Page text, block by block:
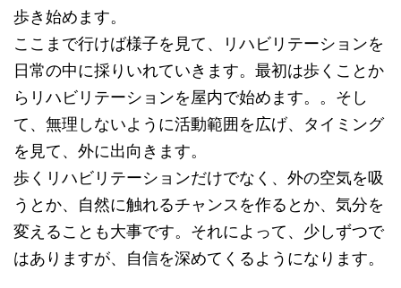
歩き始めます。
ここまで行けば様子を見て、リハビリテーションを
日常の中に採りいれていきます。最初は歩くことか
らリハビリテーションを屋内で始めます。。そし
て、無理しないように活動範囲を広げ、タイミング
を見て、外に出向きます。
歩くリハビリテーションだけでなく、外の空気を吸
うとか、自然に触れるチャンスを作るとか、気分を
変えることも大事です。それによって、少しずつで
はありますが、自信を深めてくるようになります。